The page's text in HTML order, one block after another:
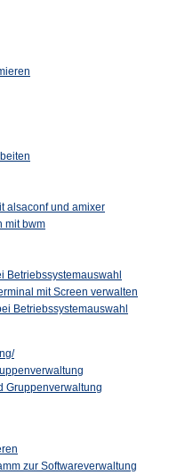
alsaconf und amixer
mit bwm
Betriebssystemauswahl
mit Screen verwalten
Betriebssystemauswahl
Gruppenverwaltung
zur Softwareverwaltung